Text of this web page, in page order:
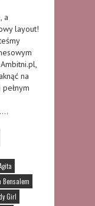
a
layout!
na
Bensalem
Girl